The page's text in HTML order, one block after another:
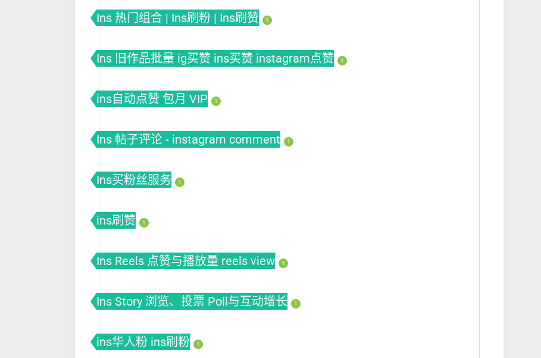
Ins 热门组合 | Ins刷粉 | Ins刷赞 1
Ins 旧作品批量 ig买赞 ins买赞 instagram点赞 1
ins自动点赞 包月 VIP 1
Ins 帖子评论 - instagram comment 1
Ins买粉丝服务 1
ins刷赞 1
Ins Reels 点赞与播放量 reels view 1
Ins Story 浏览、投票 Poll与互动增长 1
ins华人粉 ins刷粉 1